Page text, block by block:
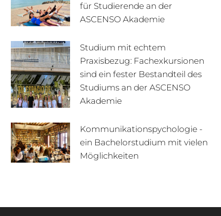
+49 170 222 77 66 Infotage
für Studierende an der
ASCENSO Akademie
Studium mit echtem
Praxisbezug: Fachexkursionen
sind ein fester Bestandteil des
Studiums an der ASCENSO
Akademie
Kommunikationspychologie -
ein Bachelorstudium mit vielen
Möglichkeiten